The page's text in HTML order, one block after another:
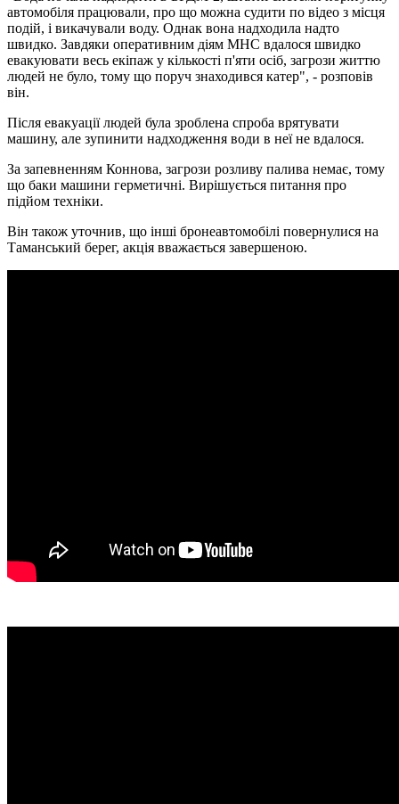
автомобіля працювали, про що можна судити по відео з місця
подій, і викачували воду. Однак вона надходила надто
швидко. Завдяки оперативним діям МНС вдалося швидко
евакуювати весь екіпаж у кількості п'яти осіб, загрози життю
людей не було, тому що поруч знаходився катер", - розповів
він.
Після евакуації людей була зроблена спроба врятувати
машину, але зупинити надходження води в неї не вдалося.
За запевненням Коннова, загрози розливу палива немає, тому
що баки машини герметичні. Вирішується питання про
підйом техніки.
Він також уточнив, що інші бронеавтомобілі повернулися на
Таманський берег, акція вважається завершеною.